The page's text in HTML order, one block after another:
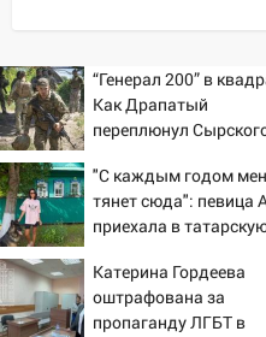
11:25
В Ульяновске
нарушителей на
площадках
11:20
Ульяновская
Валерия
золота в составе
11:16
В Ульяновске
доску декабристу
“Генерал 200” в
Как Драпатый
переплюнул
"С каждым годом
тянет сюда": певица
приехала в
детство 07/08/2026 –
Новости
Катерина Гордеева
оштрафована за
пропаганду ЛГБТ в